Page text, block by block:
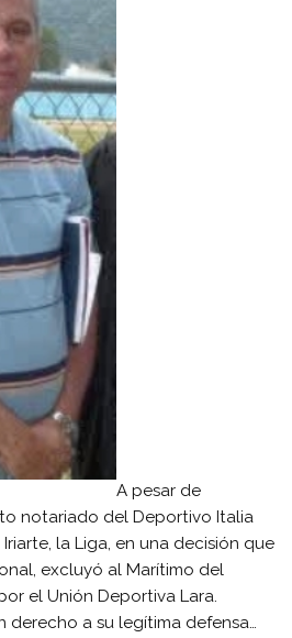
A pesar de
notariado del Deportivo Italia
la Liga, en una decisión que
excluyó al Marítimo del
el Unión Deportiva Lara.
derecho a su legítima defensa…